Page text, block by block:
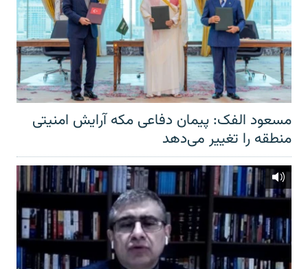
مسعود الفک: پیمان دفاعی مکه آرایش امنیتی
منطقه را تغییر می‌دهد